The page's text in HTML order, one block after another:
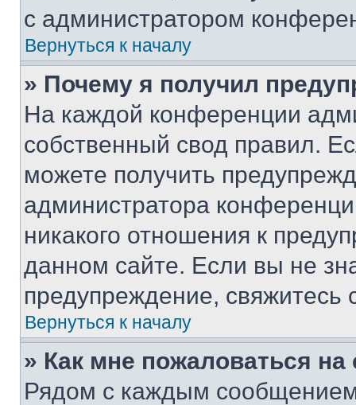
с администратором
Вернуться к началу
» Почему я получил
На каждой конференции
собственный свод правил.
можете получить
администратора
никакого отношения к
данном сайте. Если вы не
предупреждение,
Вернуться к началу
» Как мне пожаловаться
Рядом с каждым сообщением